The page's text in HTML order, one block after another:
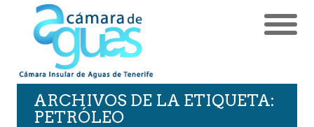
ARCHIVOS DE LA ETIQUETA:
PETRÓLEO